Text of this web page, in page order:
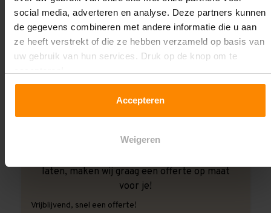
social media, adverteren en analyse. Deze partners kunnen
de gegevens combineren met andere informatie die u aan
ze heeft verstrekt of die ze hebben verzameld op basis van
uw gebruik van hun services. Druk op de knop om te
Accepteren
Weigeren
laten, maken wij graag een offerte op maat
voor je!
Vrijblijvend, snel een offerte!